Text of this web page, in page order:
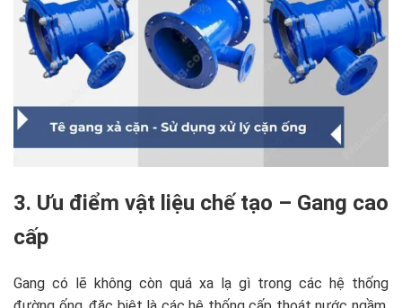
3. Ưu điểm vật liệu chế tạo – Gang cao
cấp
Gang có lẽ không còn quá xa lạ gì trong các hệ thống